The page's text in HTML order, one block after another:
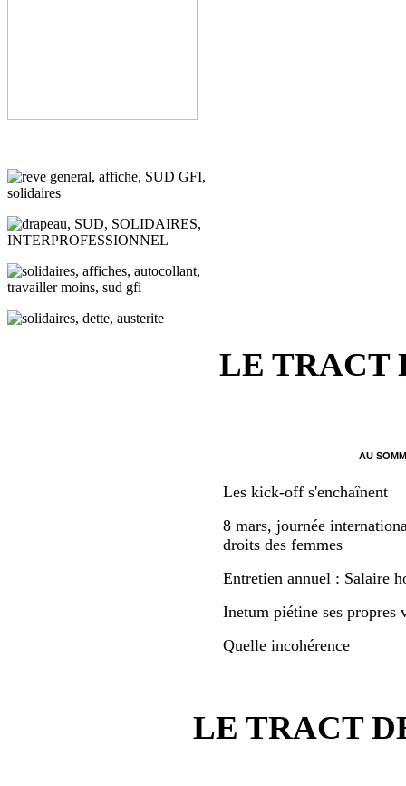
LE TRACT
AU
Les kick-off s'enchaînent
8 mars, journée
droits des femmes
Entretien annuel : Salaire
Inetum piétine ses propres
Quelle incohérence
LE TRACT